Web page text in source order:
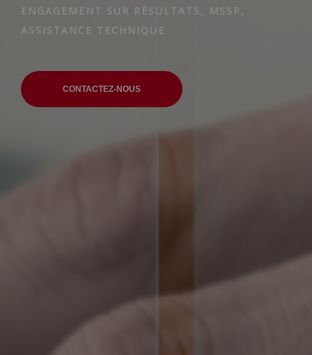
ENGAGEMENT SUR RÉSULTATS, MSSP,
ASSISTANCE TECHNIQUE
CONTACTEZ-NOUS